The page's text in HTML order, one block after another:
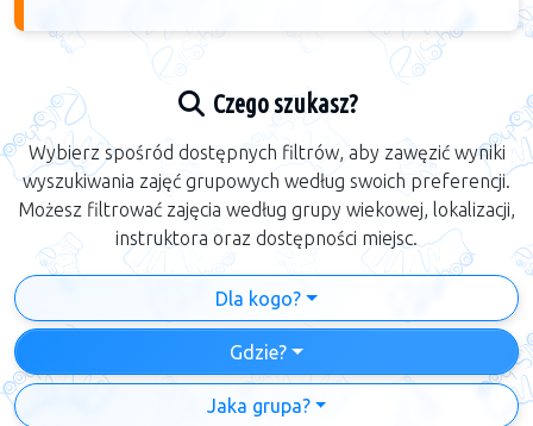
Czego szukasz?
Wybierz spośród dostępnych filtrów, aby zawęzić wyniki
wyszukiwania zajęć grupowych według swoich preferencji.
Możesz filtrować zajęcia według grupy wiekowej, lokalizacji,
instruktora oraz dostępności miejsc.
Dla kogo?
Gdzie?
Jaka grupa?